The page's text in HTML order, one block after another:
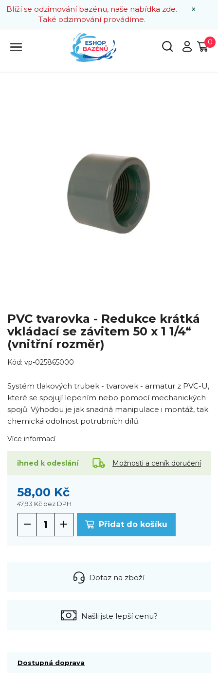
×
Blíží se odzimování bazénu, naše nabídka zde.
Také odzimování provádíme.
0
PVC tvarovka - Redukce krátká
vkládací se závitem 50 x 1 1/4“
(vnitřní rozměr)
Kód: vp-025865000
Systém tlakových trubek - tvarovek - armatur z PVC-U,
které se spojují lepením nebo pomocí mechanických
spojů. Výhodou je jak snadná manipulace i montáž, tak
chemická odolnost potrubních dílů.
Více informací
ihned k odeslání Možnosti a ceník doručení
58,00 Kč
47,93 Kč bez DPH
Přidat do košíku
Dotaz na zboží
Našli jste lepší cenu?
Dostupná doprava